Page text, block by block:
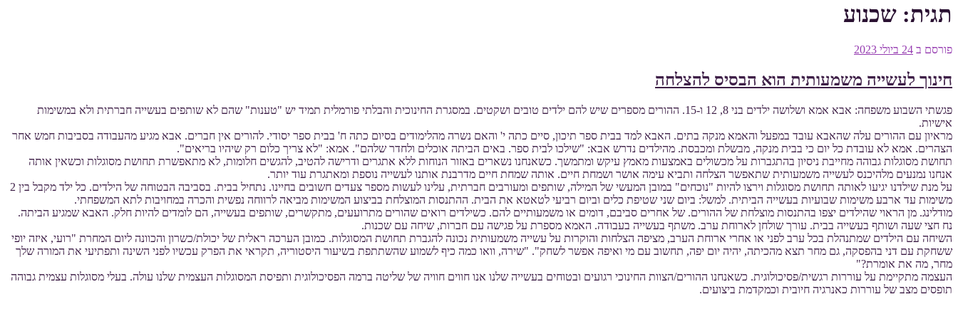
תגית: שכנוע
פורסם ב 24 ביולי 2023
חינוך לעשייה משמעותית הוא הבסיס להצלחה
פגשתי השבוע משפחה: אבא אמא ושלושה ילדים בני 8, 12 ו-15. ההורים מספרים שיש להם ילדים טובים ושקטים. במסגרת החינוכית והבלתי פורמלית תמיד יש "טענות" שהם לא שותפים בעשייה חברתית ולא במשימות
אישיות.
מראיון עם ההורים עלה שהאבא עובד במפעל והאמא מנקה בתים. האבא למד בבית ספר תיכון, סיים כתה י' והאם נשרה מהלימודים בסיום כתה ח' בבית ספר יסודי. להורים אין חברים. אבא מגיע מהעבודה בסביבות חמש אחר
הצהרים. אמא לא עובדת כל יום כי בבית מנקה, מבשלת ומכבסת. מהילדים נדרש אבא: "שילכו לבית ספר. באים הביתה אוכלים ולחדר שלהם". אמא: "לא צריך כלום רק שיהיו בריאים".
תחושת מסוגלות גבוהה מחייבת ניסיון בהתגברות על מכשולים באמצעות מאמץ עיקש ומתמשך. כשאנחנו נשארים באזור הנוחות ללא אתגרים ודרישה להטיב, להגשים חלומות, לא מתאפשרת תחושת מסוגלות וכשאין אותה
אנחנו נמנעים מלהיכנס לעשייה משמעותית שתאפשר הצלחה ותביא עימה אושר ושמחת חיים. אותה שמחת חיים מדרבנת אותנו לעשייה נוספת ומאתגרת עוד יותר.
על מנת שילדנו יגיעו לאותה תחושת מסוגלות וירצו להיות "נוכחים" במובן המעשי של המילה, שותפים ומעורבים חברתית, עלינו לעשות מספר צעדים חשובים בחיינו. נתחיל בבית. בסביבה הבטוחה של הילדים. כל ילד מקבל בין 2
משימות עד ארבע משימות שבועיות בעשייה הביתית. למשל: ביום שני שטיפת כלים וביום רביעי לטאטא את הבית. ההתנסות המוצלחת בביצוע המשימות מביאה לרווחה נפשית והכרה במחויבות לתא המשפחתי.
מודלינג. מן הראוי שהילדים יצפו בהתנסות מוצלחת של ההורים. של אחרים סביבם, דומים או משמעותיים להם. כשילדים רואים שהורים מתרועעים, מתקשרים, שותפים בעשייה, הם לומדים להיות חלק. האבא שמגיע הביתה.
נח חצי שעה ושותף בעשייה בבית. עורך שולחן לארוחת ערב. משתף בעשייה בעבודה. האמא מספרת על פגישה עם חברות, שיחה עם שכנות.
השיחה עם הילדים שמתנהלת בכל ערב לפני או אחרי ארוחת הערב, מציפה הצלחות והוקרות על עשייה משמעותית נכונה להגברת תחושת המסוגלות. כמובן הערכה ראלית של יכולת/כשרון והכוונה ליום המחרת "רועי, איזה יופי
ששחקת עם דני בהפסקה, גם מחר תצא מהכיתה, יהיה יום יפה, תחשוב עם מי ואיפה אפשר לשחק". "שירה, וואו כמה כיף לשמוע שהשתתפת בשיעור היסטוריה, תקראי את הפרק עכשיו לפני השינה ותפתיעי את המורה שלך
מחר, מה את אומרת?"
העצמה מתקיימת על עוררות רגשית/פסיכולוגית. כשאנחנו ההורים/הצוות החינוכי רגועים ובטוחים בעשייה שלנו אנו חווים חוויה של שליטה ברמה הפסיכולוגית ותפיסת המסוגלות העצמית שלנו עולה. בעלי מסוגלות עצמית גבוהה
תופסים מצב של עוררות כאנרגיה חיובית וכמקדמת ביצועים.